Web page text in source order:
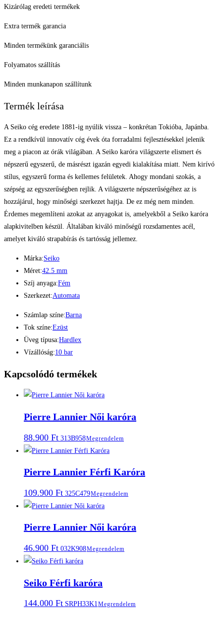
Kizárólag eredeti termékek
Extra termék garancia
Minden termékünk garanciális
Folyamatos szállítás
Minden munkanapon szállítunk
Termék leírása
A Seiko cég eredete 1881-ig nyúlik vissza – konkrétan Tokióba, Japánba.
Ez a rendkívül innovatív cég évek óta forradalmi fejlesztésekkel jelenik
meg a piacon az órák világában. A Seiko karóra világszerte elismert és
népszerű egyszerű, de másrészt igazán egyedi kialakítása miatt. Nem kirívó
stílus, egyszerű forma és kellemes felületek. Ahogy mondani szokás, a
szépség az egyszerűségben rejlik. A világszerte népszerűségéhez az is
hozzájárul, hogy minőségi szerkezet hajtja. De ez még nem minden.
Érdemes megemlíteni azokat az anyagokat is, amelyekből a Seiko karóra
alapkivitelben készül. Általában kiváló minőségű rozsdamentes acél,
amelyet kiváló strapabírás és tartósság jellemez.
Márka:Seiko
Méret:42.5 mm
Szíj anyaga:Fém
Szerkezet:Automata
Számlap színe:Barna
Tok színe:Ezüst
Üveg típusa:Hardlex
Vízállóság:10 bar
Kapcsolódó termékek
Pierre Lannier Női karóra
88.900 Ft 313B958Megrendelem
Pierre Lannier Férfi Karóra
109.900 Ft 325C479Megrendelem
Pierre Lannier Női karóra
46.900 Ft 032K908Megrendelem
Seiko Férfi karóra
144.000 Ft SRPH33K1Megrendelem